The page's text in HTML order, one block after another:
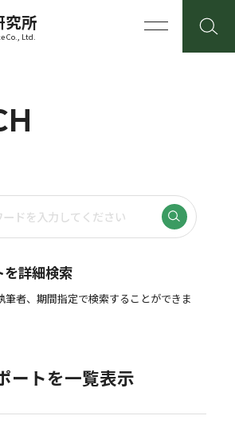
究所
Co., Ltd.
を詳細検索
筆者、期間指定で検索することができま
ートを一覧表示